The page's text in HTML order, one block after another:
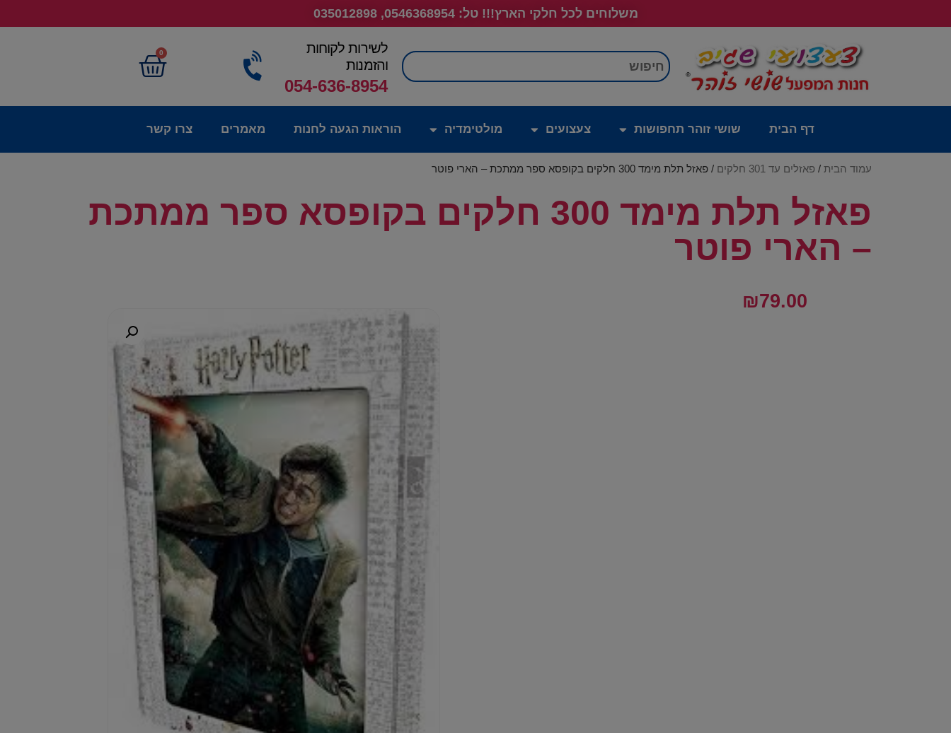
משלוחים לכל חלקי הארץ!!! טל: 0546368954, 035012898
חיפוש
לשירות לקוחות
והזמנות
054-636-8954
0
דף הבית שושי זוהר תחפושות צעצועים מולטימדיה הוראות הגעה לחנות מאמרים צרו קשר
עמוד הבית / פאזלים עד 301 חלקים / פאזל תלת מימד 300 חלקים בקופסא ספר ממתכת – הארי פוטר
פאזל תלת מימד 300 חלקים בקופסא ספר ממתכת
– הארי פוטר
₪79.00